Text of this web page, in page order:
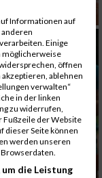
Informationen auf
anderen
Einige
möglicherweise
öffnen
akzeptieren, ablehnen
verwalten“
in der linken
zu widerrufen,
Fußzeile der Website
dieser Seite können
werden unseren
die Leistung